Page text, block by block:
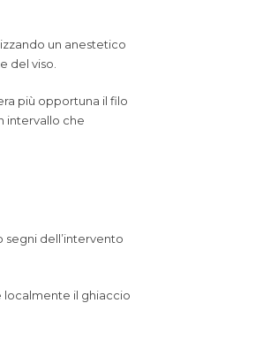
un anestetico
del viso.
più opportuna il filo
intervallo che
segni dell’intervento
il ghiaccio